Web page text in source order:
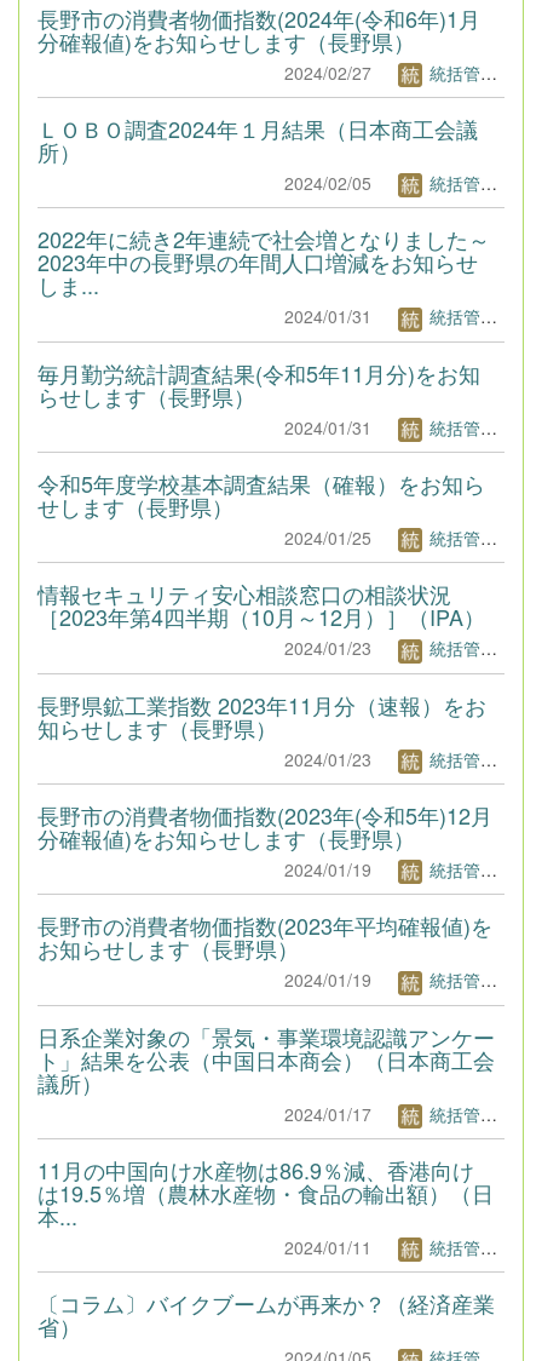
長野市の消費者物価指数(2024年(令和6年)1月
分確報値)をお知らせします（長野県）
2024/02/27 統括管理者1
ＬＯＢＯ調査2024年１月結果（日本商工会議
所）
2024/02/05 統括管理者1
2022年に続き2年連続で社会増となりました～
2023年中の長野県の年間人口増減をお知らせ
しま...
2024/01/31 統括管理者1
毎月勤労統計調査結果(令和5年11月分)をお知
らせします（長野県）
2024/01/31 統括管理者1
令和5年度学校基本調査結果（確報）をお知ら
せします（長野県）
2024/01/25 統括管理者1
情報セキュリティ安心相談窓口の相談状況
［2023年第4四半期（10月～12月）］（IPA）
2024/01/23 統括管理者1
長野県鉱工業指数 2023年11月分（速報）をお
知らせします（長野県）
2024/01/23 統括管理者1
長野市の消費者物価指数(2023年(令和5年)12月
分確報値)をお知らせします（長野県）
2024/01/19 統括管理者1
長野市の消費者物価指数(2023年平均確報値)を
お知らせします（長野県）
2024/01/19 統括管理者1
日系企業対象の「景気・事業環境認識アンケー
ト」結果を公表（中国日本商会）（日本商工会
議所）
2024/01/17 統括管理者1
11月の中国向け水産物は86.9％減、香港向け
は19.5％増（農林水産物・食品の輸出額）（日
本...
2024/01/11 統括管理者1
〔コラム〕バイクブームが再来か？（経済産業
省）